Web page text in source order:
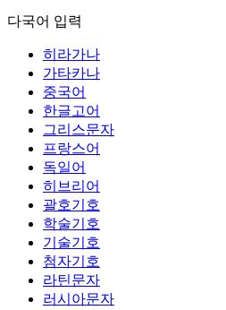
다국어 입력
히라가나
가타카나
중국어
한글고어
그리스문자
프랑스어
독일어
히브리어
괄호기호
학술기호
기술기호
첨자기호
라틴문자
러시아문자